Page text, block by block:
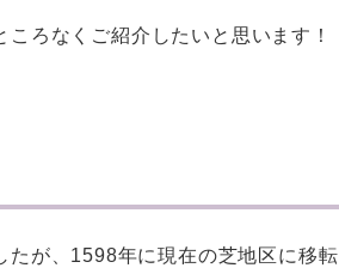
ろなくご紹介したいと思います！
たが、1598年に現在の芝地区に移転